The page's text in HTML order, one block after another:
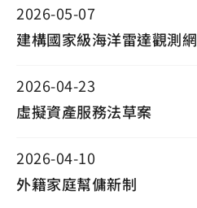
2026-05-07
建構國家級海洋雷達觀測網
2026-04-23
虛擬資產服務法草案
2026-04-10
外籍家庭幫傭新制